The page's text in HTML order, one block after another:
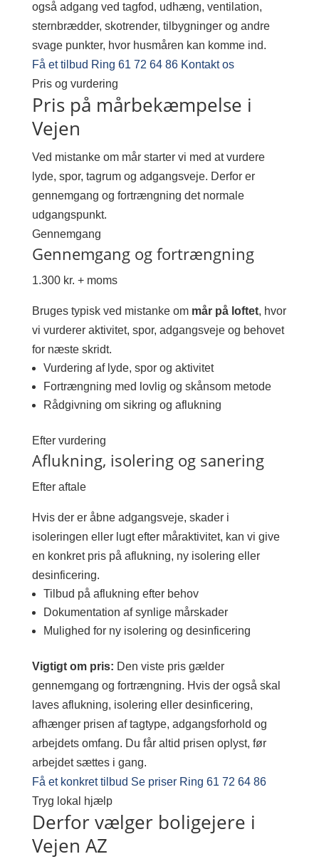
også adgang ved tagfod, udhæng, ventilation,
sternbrædder, skotrender, tilbygninger og andre
svage punkter, hvor husmåren kan komme ind.
Få et tilbud Ring 61 72 64 86 Kontakt os
Pris og vurdering
Pris på mårbekæmpelse i
Vejen
Ved mistanke om mår starter vi med at vurdere
lyde, spor, tagrum og adgangsveje. Derfor er
gennemgang og fortrængning det normale
udgangspunkt.
Gennemgang
Gennemgang og fortrængning
1.300 kr. + moms
Bruges typisk ved mistanke om mår på loftet, hvor
vi vurderer aktivitet, spor, adgangsveje og behovet
for næste skridt.
Vurdering af lyde, spor og aktivitet
Fortrængning med lovlig og skånsom metode
Rådgivning om sikring og aflukning
Efter vurdering
Aflukning, isolering og sanering
Efter aftale
Hvis der er åbne adgangsveje, skader i
isoleringen eller lugt efter måraktivitet, kan vi give
en konkret pris på aflukning, ny isolering eller
desinficering.
Tilbud på aflukning efter behov
Dokumentation af synlige mårskader
Mulighed for ny isolering og desinficering
Vigtigt om pris: Den viste pris gælder
gennemgang og fortrængning. Hvis der også skal
laves aflukning, isolering eller desinficering,
afhænger prisen af tagtype, adgangsforhold og
arbejdets omfang. Du får altid prisen oplyst, før
arbejdet sættes i gang.
Få et konkret tilbud Se priser Ring 61 72 64 86
Tryg lokal hjælp
Derfor vælger boligejere i
Vejen AZ